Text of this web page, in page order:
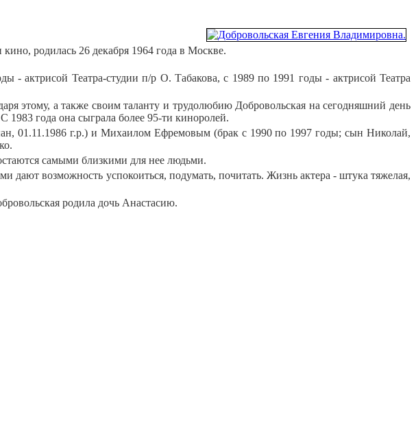
кино, родилась 26 декабря 1964 года в Москве.
актрисой Театра-студии п/р О. Табакова, с 1989 по 1991 годы - актрисой Театра
этому, а также своим таланту и трудолюбию Добровольская на сегодняшний день
года она сыграла более 95-ти киноролей.
01.11.1986 г.р.) и Михаилом Ефремовым (брак с 1990 по 1997 годы; сын Николай,
самыми близкими для нее людьми.
возможность успокоиться, подумать, почитать. Жизнь актера - штука тяжелая,
родила дочь Анастасию.